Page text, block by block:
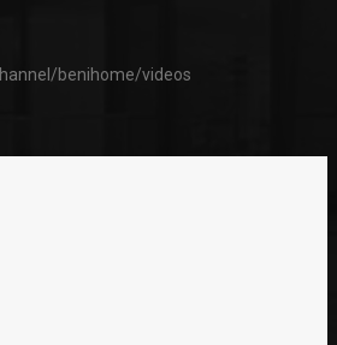
benihome/videos